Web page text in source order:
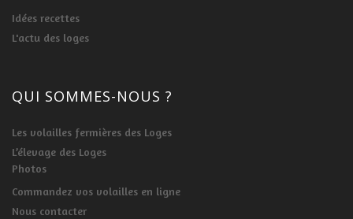
Idées recettes
L'actu des loges
QUI SOMMES-NOUS ?
Les volailles fermières des Loges
L’élevage des Loges
Photos
Commandez vos volailles en ligne
Nous contacter